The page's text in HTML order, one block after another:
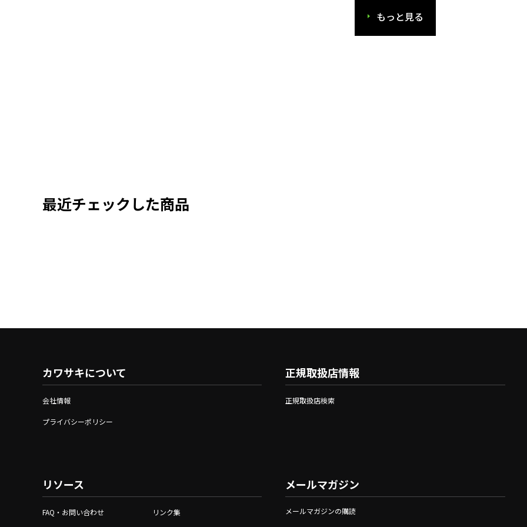
もっと見る
最近チェックした商品
カワサキについて
会社情報
プライバシーポリシー
リソース
FAQ・お問い合わせ リンク集
正規取扱店情報
正規取扱店検索
メールマガジン
メールマガジンの購読